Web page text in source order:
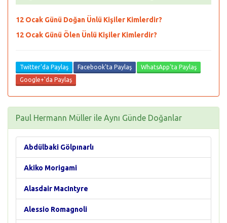
12 Ocak Günü Doğan Ünlü Kişiler Kimlerdir?
12 Ocak Günü Ölen Ünlü Kişiler Kimlerdir?
Twitter'da Paylaş Facebook'ta Paylaş
WhatsApp'ta Paylaş
Google+'da Paylaş
Paul Hermann Müller ile Aynı Günde Doğanlar
Abdülbaki Gölpınarlı
Akiko Morigami
Alasdair MacIntyre
Alessio Romagnoli